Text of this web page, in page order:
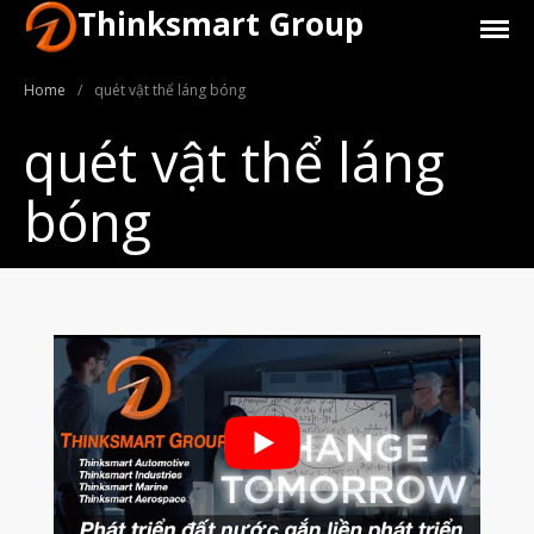
Trang Chủ
Máy In 3D Để Bàn Formlabs U.S.
Máy In 3D SLA Công Nghiệp
Máy in 3D EOS
Máy in 3D nhựa PEEK EXT 220
MED | 3D SYSTEM
Máy In 3D FDM Để Bàn & Công
Thinksmart Group
Home / quét vật thể láng bóng
quét vật thể láng
bóng